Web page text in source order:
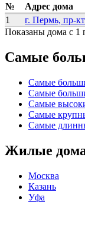
№
Адрес дома
1
г. Пермь, пр-
Показаны дома с 1
Самые
Самые
Самые
Самые
Самые
Самые
Жилые дома
Москва
Казань
Уфа